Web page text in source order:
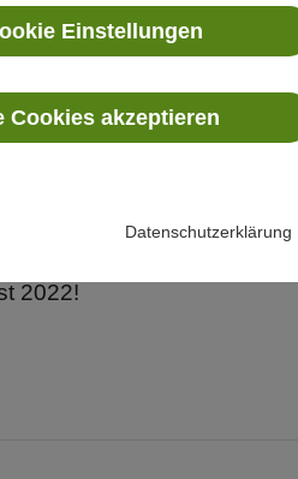
Einstellungen
Cookies akzeptieren
Datenschutzerklärung
im Kleinen.
2022!